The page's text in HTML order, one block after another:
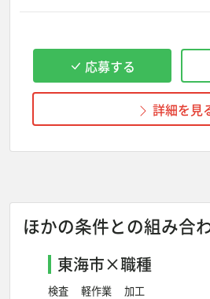
応募する
詳細を見
ほかの条件との組み合
東海市×職種
検査 軽作業 加工